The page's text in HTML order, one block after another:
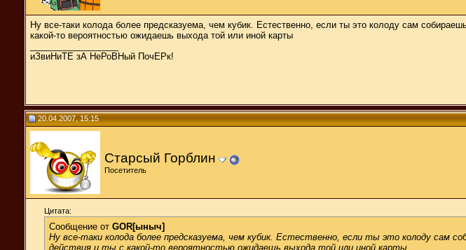
Ну все-таки колода более предсказуема, чем кубик. Естественно, если ты это колоду сам
какой-то вероятностью ожидаешь выхода той или иной карты
иЗвиНиТЕ зА НеРоВНый ПочЕРк!
20.04.2007, 15:15
Старсый Горблин
Посетитель
Цитата:
Сообщение от GOR[ыныч]
Ну все-таки колода более предсказуема, чем кубик. Естественно, если ты это колоду сам
действия и ты с какой-то вероятностью ожидаешь выхода той или иной карты